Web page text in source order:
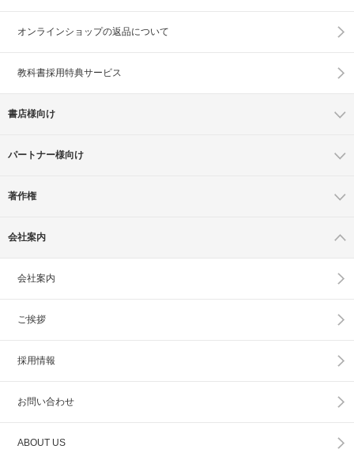
オンラインショップの返品について
教科書採用特典サービス
書店様向け
パートナー様向け
著作権
会社案内
会社案内
ご挨拶
採用情報
お問い合わせ
ABOUT US